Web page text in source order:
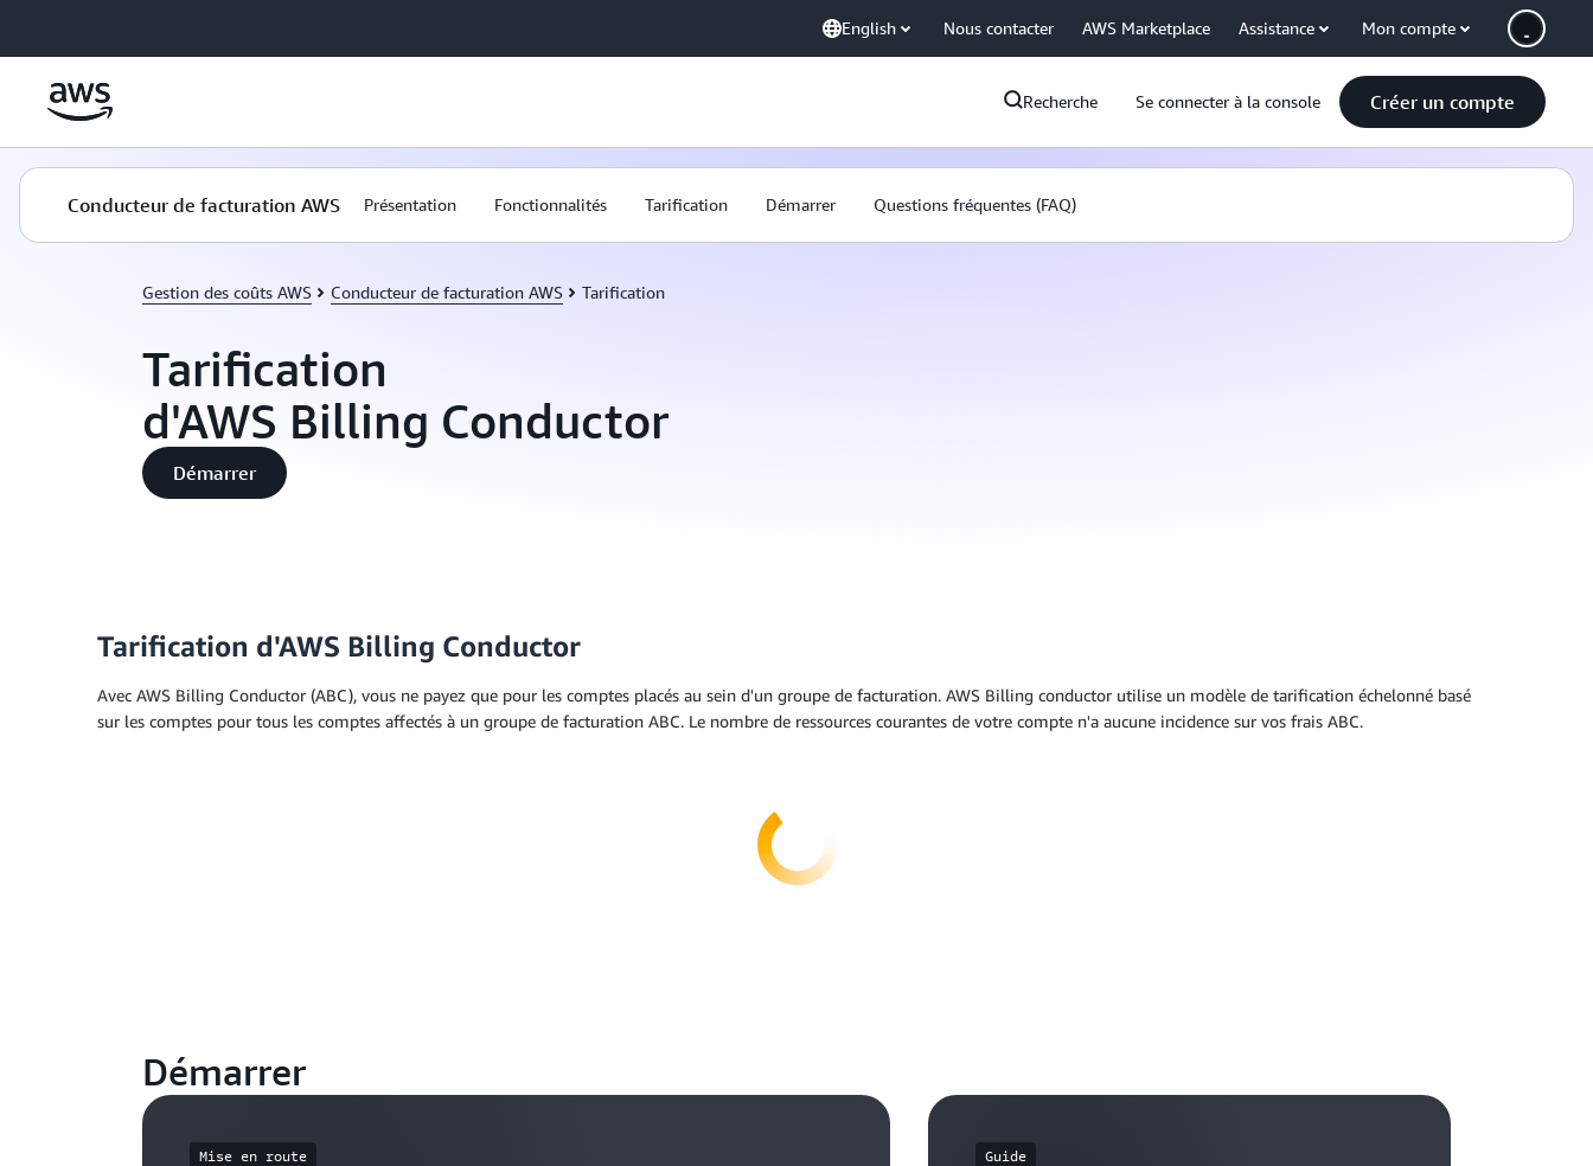
English Nous contacter AWS Marketplace Assistance Mon compte
Recherche Se connecter à la console Créer un compte
Conducteur de facturation AWS Présentation Fonctionnalités Tarification Démarrer Questions fréquentes (FAQ)
Gestion des coûts AWS Conducteur de facturation AWS Tarification
Tarification
d'AWS Billing Conductor
Démarrer
Tarification d'AWS Billing Conductor
Avec AWS Billing Conductor (ABC), vous ne payez que pour les comptes placés au sein d'un groupe de facturation. AWS Billing conductor utilise un modèle de tarification échelonné basé
sur les comptes pour tous les comptes affectés à un groupe de facturation ABC. Le nombre de ressources courantes de votre compte n'a aucune incidence sur vos frais ABC.
Démarrer
Mise en route Guide